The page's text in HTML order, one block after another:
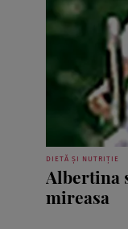
DIETĂ ȘI NUTRIȚIE
Albertina
mireasa